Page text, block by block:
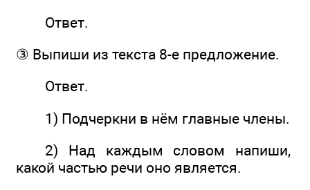
Ответ.
③ Выпиши из текста 8-е предложение.
Ответ.
1) Подчеркни в нём главные члены.
2) Над каждым словом напиши,
какой частью речи оно является.